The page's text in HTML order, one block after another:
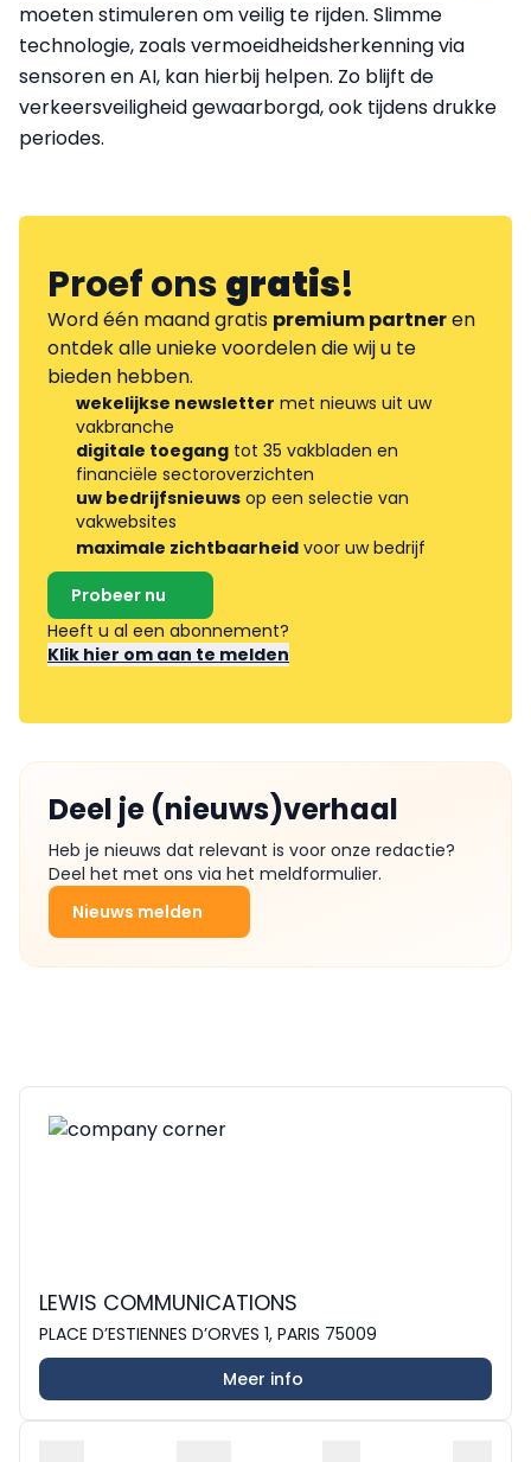
moeten stimuleren om veilig te rijden. Slimme
technologie, zoals vermoeidheidsherkenning via
sensoren en AI, kan hierbij helpen. Zo blijft de
verkeersveiligheid gewaarborgd, ook tijdens drukke
periodes.
Proef onsgratis!
Word één maand gratis premium partneren
ontdek alle unieke voordelen die wij u te
bieden hebben.
wekelijkse newsletter met nieuws uit uw
vakbranche
digitale toegang tot 35 vakbladen en
financiële sectoroverzichten
uw bedrijfsnieuws op een selectie van
vakwebsites
maximale zichtbaarheid voor uw bedrijf
Probeer nu
Heeft u al een abonnement?
Klik hier om aan te melden
Deel je (nieuws)verhaal
Heb je nieuws dat relevant is voor onze redactie?
Deel het met ons via het meldformulier.
Nieuws melden
LEWIS COMMUNICATIONS
PLACE D’ESTIENNES D’ORVES 1, PARIS 75009
Meer info